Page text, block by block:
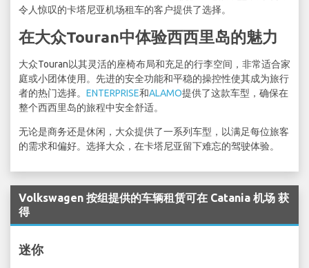
令人惊叹的卡塔尼亚机场租车的客户提供了选择。
在大众Touran中体验西西里岛的魅力
大众Touran以其灵活的座椅布局和充足的行李空间，非常适合家
庭或小团体使用。先进的安全功能和平稳的操控性使其成为旅行
者的热门选择。 ENTERPRISE和ALAMO提供了这款车型，确保在
整个西西里岛的旅程中安全舒适。
无论是商务还是休闲，大众提供了一系列车型，以满足每位旅客
的需求和偏好。选择大众，在卡塔尼亚留下难忘的驾驶体验。
Volkswagen 按组提供的车辆租赁可在 Catania 机场 获
得
迷你